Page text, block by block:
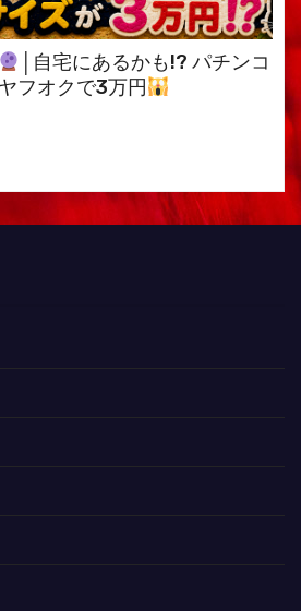
│自宅にあるかも!? パチンコ
フオクで3万円